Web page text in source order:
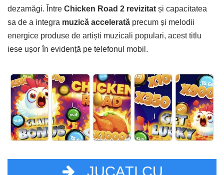
dezamăgi. Între Chicken Road 2 revizitat și capacitatea
sa de a integra muzică accelerată precum și melodii
energice produse de artiști muzicali populari, acest titlu
iese ușor în evidență pe telefonul mobil.
JUCAȚI CU